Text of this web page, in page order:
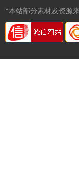
*本站部分素材及资源